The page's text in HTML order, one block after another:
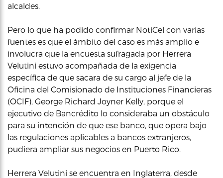
alcaldes.
Pero lo que ha podido confirmar NotiCel con varias
fuentes es que el ámbito del caso es más amplio e
involucra que la encuesta sufragada por Herrera
Velutini estuvo acompañada de la exigencia
específica de que sacara de su cargo al jefe de la
Oficina del Comisionado de Instituciones Financieras
(OCIF), George Richard Joyner Kelly, porque el
ejecutivo de Bancrédito lo consideraba un obstáculo
para su intención de que ese banco, que opera bajo
las regulaciones aplicables a bancos extranjeros,
pudiera ampliar sus negocios en Puerto Rico.
Herrera Velutini se encuentra en Inglaterra, desde